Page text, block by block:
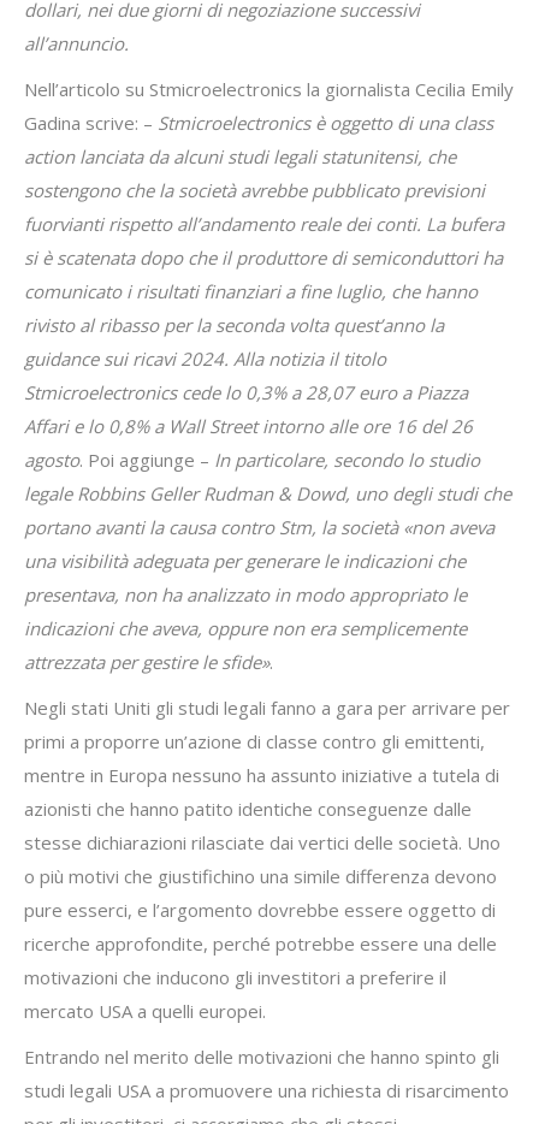
dollari, nei due giorni di negoziazione successivi
all’annuncio.
Nell’articolo su Stmicroelectronics la giornalista Cecilia Emily
Gadina scrive: – Stmicroelectronics è oggetto di una class
action lanciata da alcuni studi legali statunitensi, che
sostengono che la società avrebbe pubblicato previsioni
fuorvianti rispetto all’andamento reale dei conti. La bufera
si è scatenata dopo che il produttore di semiconduttori ha
comunicato i risultati finanziari a fine luglio, che hanno
rivisto al ribasso per la seconda volta quest’anno la
guidance sui ricavi 2024. Alla notizia il titolo
Stmicroelectronics cede lo 0,3% a 28,07 euro a Piazza
Affari e lo 0,8% a Wall Street intorno alle ore 16 del 26
agosto. Poi aggiunge – In particolare, secondo lo studio
legale Robbins Geller Rudman & Dowd, uno degli studi che
portano avanti la causa contro Stm, la società «non aveva
una visibilità adeguata per generare le indicazioni che
presentava, non ha analizzato in modo appropriato le
indicazioni che aveva, oppure non era semplicemente
attrezzata per gestire le sfide».
Negli stati Uniti gli studi legali fanno a gara per arrivare per
primi a proporre un’azione di classe contro gli emittenti,
mentre in Europa nessuno ha assunto iniziative a tutela di
azionisti che hanno patito identiche conseguenze dalle
stesse dichiarazioni rilasciate dai vertici delle società. Uno
o più motivi che giustifichino una simile differenza devono
pure esserci, e l’argomento dovrebbe essere oggetto di
ricerche approfondite, perché potrebbe essere una delle
motivazioni che inducono gli investitori a preferire il
mercato USA a quelli europei.
Entrando nel merito delle motivazioni che hanno spinto gli
studi legali USA a promuovere una richiesta di risarcimento